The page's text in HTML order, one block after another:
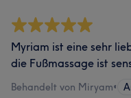
Myriam ist eine sehr
die Fußmassage ist
Behandelt von Miryam•